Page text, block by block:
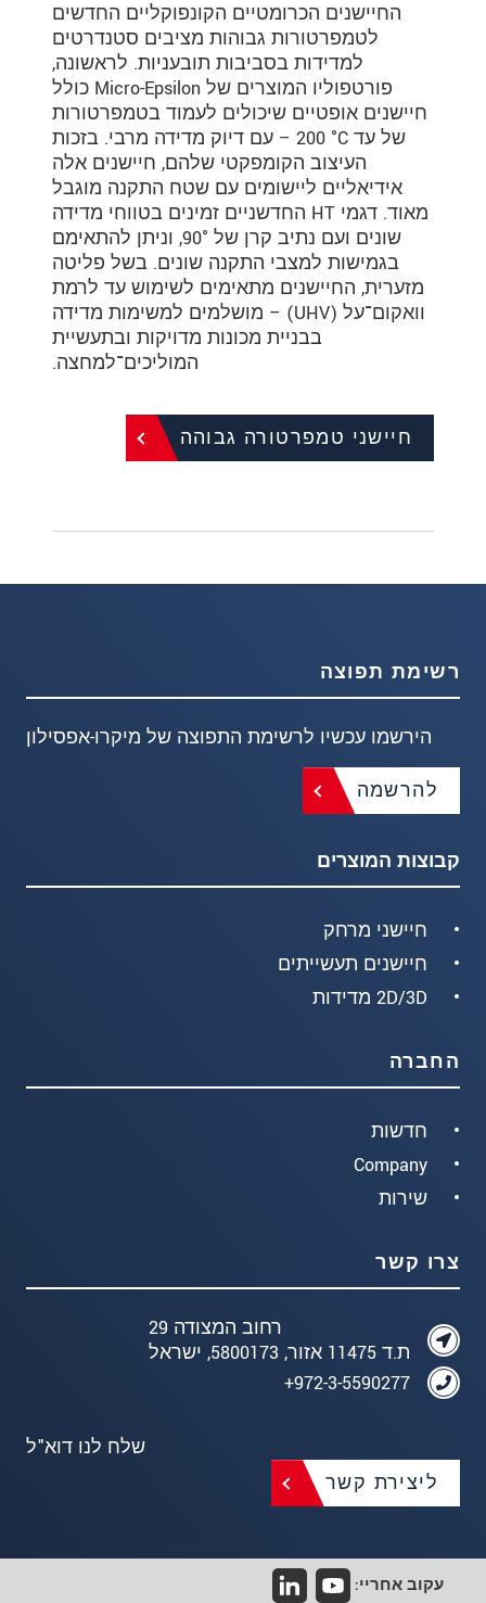
החיישנים הכרומטיים הקונפוקליים החדשים
לטמפרטורות גבוהות מציבים סטנדרטים
למדידות בסביבות תובעניות. לראשונה,
פורטפוליו המוצרים של Micro-Epsilon כולל
חיישנים אופטיים שיכולים לעמוד בטמפרטורות
של עד ‎200 °C – עם דיוק מדידה מרבי. בזכות
העיצוב הקומפקטי שלהם, חיישנים אלה
אידיאליים ליישומים עם שטח התקנה מוגבל
מאוד. דגמי HT החדשניים זמינים בטווחי מדידה
שונים ועם נתיב קרן של 90°, וניתן להתאימם
בגמישות למצבי התקנה שונים. בשל פליטה
מזערית, החיישנים מתאימים לשימוש עד לרמת
וואקום־על (UHV) – מושלמים למשימות מדידה
בבניית מכונות מדויקות ובתעשיית
המוליכים־למחצה.
חיישני טמפרטורה גבוהה
רשימת תפוצה
הירשמו עכשיו לרשימת התפוצה של מיקרו-אפסילון
להרשמה
קבוצות המוצרים
חיישני מרחק
חיישנים תעשייתים
2D/3D מדידות
החברה
חדשות
Company
שירות
צרו קשר
רחוב המצודה 29
ת.ד 11475 אזור, 5800173, ישראל
972-3-5590277+
שלח לנו דוא"ל
ליצירת קשר
עקוב אחריי: